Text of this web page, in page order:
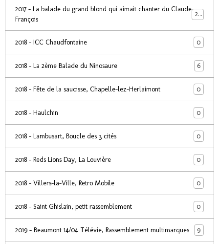
2017 - La balade du grand blond qui aimait chanter du Claude
François
24
2018 - ICC Chaudfontaine 0
2018 - La 2ème Balade du Ninosaure 6
2018 - Fête de la saucisse, Chapelle-lez-Herlaimont 0
2018 - Haulchin 0
2018 - Lambusart, Boucle des 3 cités 0
2018 - Reds Lions Day, La Louvière 0
2018 - Villers-la-Ville, Retro Mobile 0
2018 - Saint Ghislain, petit rassemblement 0
2019 - Beaumont 14/04 Télévie, Rassemblement multimarques 9